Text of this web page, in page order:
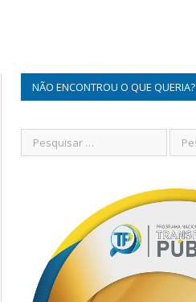
NÃO ENCONTROU O QUE QUERIA?